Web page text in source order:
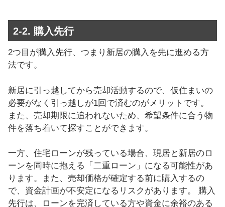
2-2. 購入先行
2つ目が購入先行、つまり新居の購入を先に進める方
法です。
新居に引っ越してから売却活動するので、仮住まいの
必要がなく引っ越しが1回で済むのがメリットです。
また、売却期限に追われないため、希望条件に合う物
件を落ち着いて探すことができます。
一方、住宅ローンが残っている場合、現居と新居のロ
ーンを同時に抱える「二重ローン」になる可能性があ
ります。また、売却価格が確定する前に購入するの
で、資金計画が不安定になるリスクがあります。 購入
先行は、ローンを完済している方や資金に余裕のある